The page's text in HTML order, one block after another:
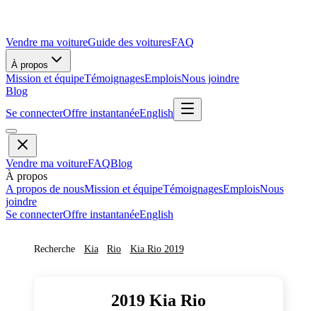
Vendre ma voitureGuide des voituresFAQ
À propos
Mission et équipeTémoignagesEmploisNous joindre
Blog
Se connecterOffre instantanéeEnglish
Vendre ma voitureFAQBlog
À propos
A propos de nousMission et équipeTémoignagesEmploisNous
joindre
Se connecterOffre instantanéeEnglish
Recherche Kia Rio Kia Rio 2019
2019 Kia Rio